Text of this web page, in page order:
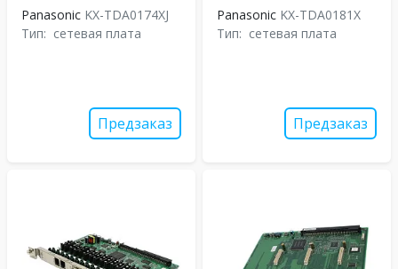
Panasonic KX-TDA0174XJ
Тип: сетевая плата
Предзаказ
Panasonic KX-TDA0181X
Тип: сетевая плата
Предзаказ